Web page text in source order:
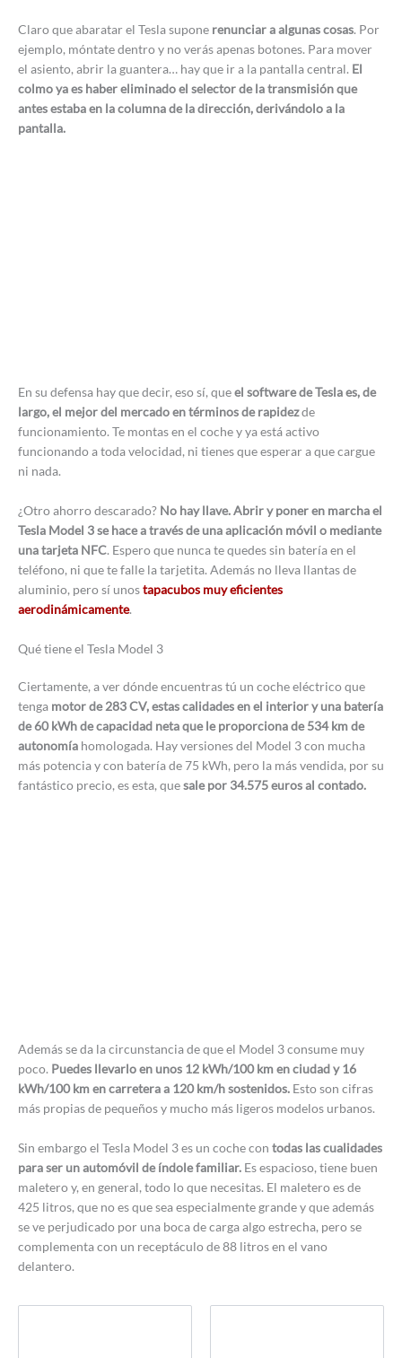
Claro que abaratar el Tesla supone renunciar a algunas cosas. Por
ejemplo, móntate dentro y no verás apenas botones. Para mover
el asiento, abrir la guantera… hay que ir a la pantalla central. El
colmo ya es haber eliminado el selector de la transmisión que
antes estaba en la columna de la dirección, derivándolo a la
pantalla.
En su defensa hay que decir, eso sí, queel software de Tesla es, de
largo, el mejor del mercado en términos de rapidezde
funcionamiento. Te montas en el coche y ya está activo
funcionando a toda velocidad, ni tienes que esperar a que cargue
ni nada.
¿Otro ahorro descarado? No hay llave. Abrir y poner en marcha el
Tesla Model 3 se hace a través de una aplicación móvil o mediante
una tarjeta NFC. Espero que nunca te quedes sin batería en el
teléfono, ni que te falle la tarjetita. Además no lleva llantas de
aluminio, pero sí unostapacubos muy eficientes
aerodinámicamente.
Qué tiene el Tesla Model 3
Ciertamente, a ver dónde encuentras tú un coche eléctrico que
tenga motor de 283 CV, estas calidades en el interior y una batería
de 60 kWh de capacidad neta que le proporciona de 534 km de
autonomía homologada. Hay versiones del Model 3 con mucha
más potencia y con batería de 75 kWh, pero la más vendida, por su
fantástico precio, es esta, quesale por 34.575 euros al contado.
Además se da la circunstancia de que el Model 3 consume muy
poco. Puedes llevarlo en unos 12 kWh/100 km en ciudad y 16
kWh/100 km en carretera a 120 km/h sostenidos. Esto son cifras
más propias de pequeños y mucho más ligeros modelos urbanos.
Sin embargo el Tesla Model 3 es un coche con todas las cualidades
para ser un automóvil de índole familiar. Es espacioso, tiene buen
maletero y, en general, todo lo que necesitas. El maletero es de
425 litros, que no es que sea especialmente grande y que además
se ve perjudicado por una boca de carga algo estrecha, pero se
complementa con un receptáculo de 88 litros en el vano
delantero.